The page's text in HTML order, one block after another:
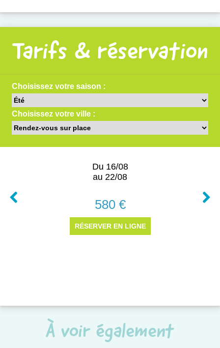
Tarifs & réservation
À voir également